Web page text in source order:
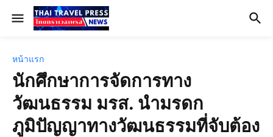
หน้าแรก
นักศึกษาการจัดการทาง
วัฒนธรรม มรส. นำมรดก
ภูมิปัญญาทางวัฒนธรรมที่จับต้อง